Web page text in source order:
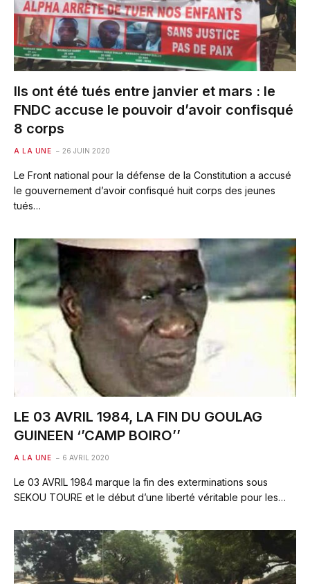
Ils ont été tués entre janvier et mars : le
FNDC accuse le pouvoir d’avoir confisqué
8 corps
A LA UNE 26 JUIN 2020
Le Front national pour la défense de la Constitution a accusé
le gouvernement d’avoir confisqué huit corps des jeunes
tués…
LE 03 AVRIL 1984, LA FIN DU GOULAG
GUINEEN ‘’CAMP BOIRO’’
A LA UNE 6 AVRIL 2020
Le 03 AVRIL 1984 marque la fin des exterminations sous
SEKOU TOURE et le début d’une liberté véritable pour les…